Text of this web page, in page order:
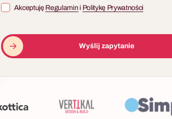
Akceptuję Regulamin i Politykę Prywatności
Wyślij zapytanie